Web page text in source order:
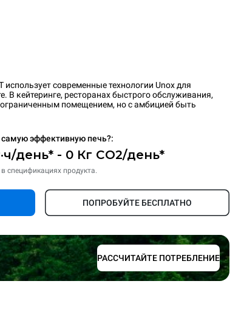
использует современные технологии Unox для
В кейтеринге, ресторанах быстрого обслуживания,
помещением, но c амбицией быть
эффективную печь?:
день* - 0 Кг CO2/день*
спецификациях продукта.
ПОПРОБУЙТЕ БЕСПЛАТНО
РАССЧИТАЙТЕ ПОТРЕБЛЕНИЕ